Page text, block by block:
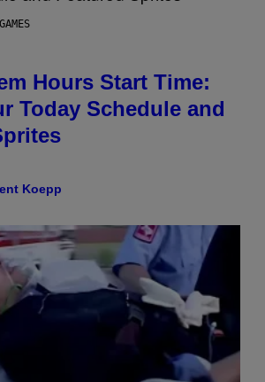
Hours Start Time:
Today Schedule and
Koepp